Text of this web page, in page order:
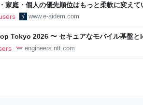
家庭・個人の優先順位はもっと柔軟に変え
に伝えたいこと - りっすん by イーアイデム
www.e-aidem.com
Tokyo 2026 〜 セキュアなモバイル基盤と
り組み 〜 - NTT docomo Business
engineers.ntt.com